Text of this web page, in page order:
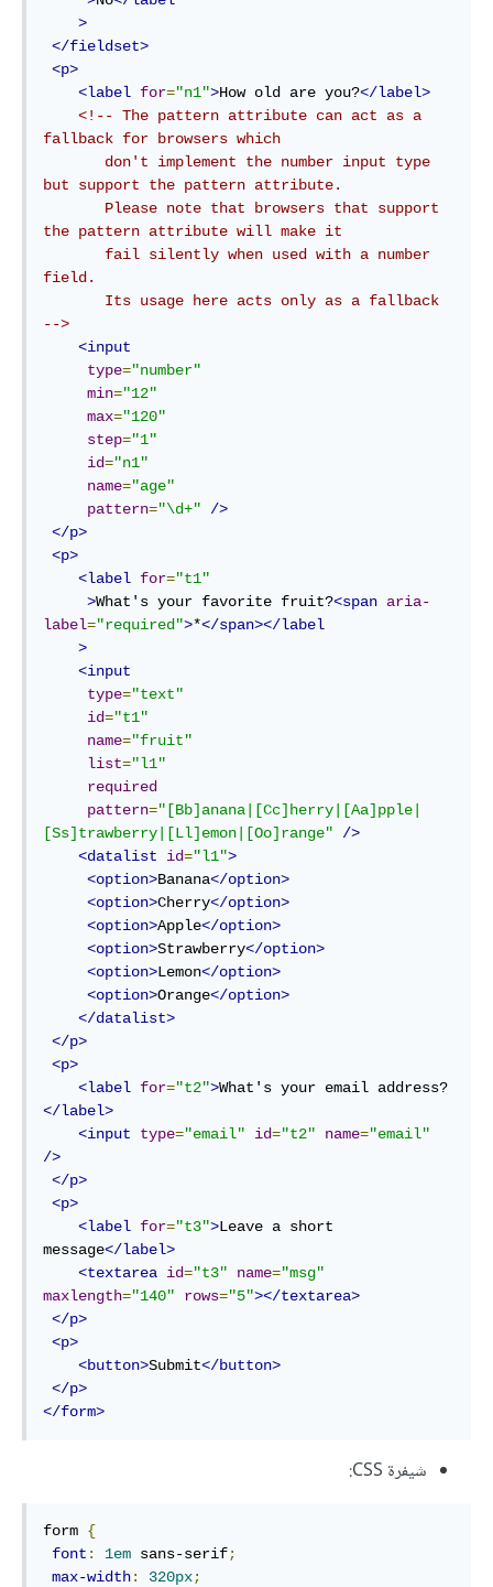
>
</fieldset>
<p>
<label for="n1">How old are you?</label>
<!-- The pattern attribute can act as a
fallback for browsers which
but support the pattern attribute.
the pattern attribute will make it
field.
-->
<input
type="number"
min="12"
max="120"
step="1"
id="n1"
name="age"
pattern="\d+"
/>
</p>
<p>
<label for="t1"
>What's your favorite fruit?<span aria-
label="required">*</span></label
>
<input
type="text"
id="t1"
name="fruit"
list="l1"
required
pattern="[Bb]anana|[Cc]herry|[Aa]pple|
[Ss]trawberry|[Ll]emon|[Oo]range"
/>
<datalist
id="l1">
<option>Banana</option>
<option>Cherry</option>
<option>Apple</option>
<option>Strawberry</option>
<option>Lemon</option>
<option>Orange</option>
</datalist>
</p>
<p>
<label for="t2">What's your email address?
</label>
<input
type="email" id="t2" name="email"
/>
</p>
<p>
<label for="t3">Leave a short
message</label>
<textarea id="t3" name="msg"
maxlength="140" rows="5"></textarea>
</p>
<p>
<button>Submit</button>
</p>
</form>
شيفرة CSS:
form {
font : 1em sans-serif;
max-width: 320px;